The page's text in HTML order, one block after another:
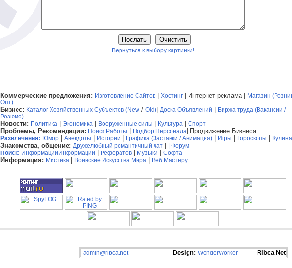
Вернуться к выбору картинки!
Коммерческие предложения: Изготовление Сайтов Хостинг | Интернет реклама | Магазин
Опт)
Бизнес: Каталог Хозяйственных Субъектов (New / Old) Доска Объявлений
Биржа труда (Вакансии /
Резюме)
Новости: Политика Экономика Вооруженные силы Культура Спорт
Проблемы, Рекомендации: Поиск Работы Подбор Персонала | Продвижение Бизнеса
Развлечения: Юмор Анекдоты Истории Графика (Заставки / Анимация) Игры Гороскопы
Знакомства, общение: Дружелюбный романтичный чат
Форум
Поиск: Информации Информации Рефератов Музыки Софта
Информация: Мистика Воинские Искусства Мира Веб Мастеру
admin@ribca.netDesign: WonderWorkerRibca.Net